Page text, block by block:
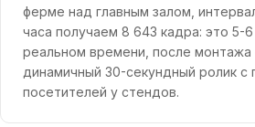
ферме над главным залом,
часа получаем 8 643 кадра: это 5-
реальном времени, после
динамичный 30-секундный ролик с
посетителей у стендов.